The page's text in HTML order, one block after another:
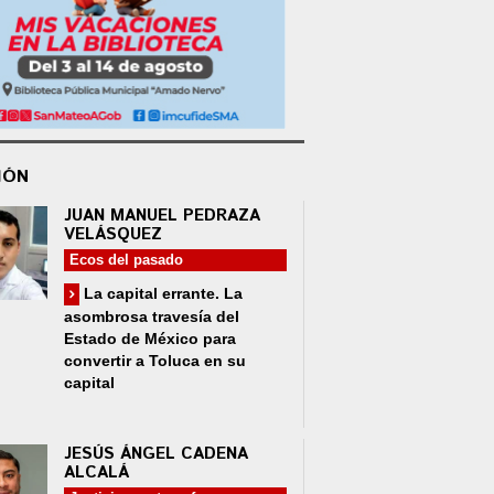
JUAN MANUEL PEDRAZA
VELÁSQUEZ
Ecos del pasado
La capital errante. La
asombrosa travesía del
Estado de México para
convertir a Toluca en su
capital
JESÚS ÁNGEL CADENA
ALCALÁ